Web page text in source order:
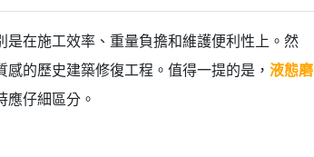
在施工效率、重量負擔和維護便利性上。然
的歷史建築修復工程。值得一提的是， 液態磨
仔細區分。